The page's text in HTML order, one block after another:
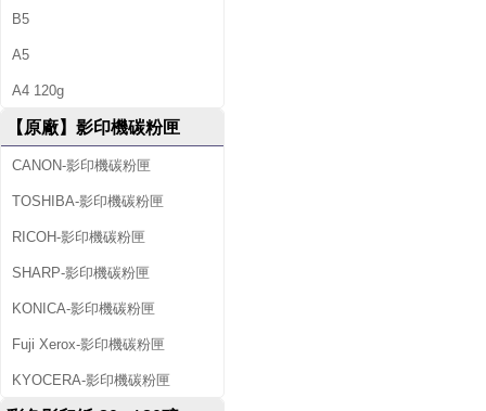
B5
A5
A4 120g
【原廠】影印機碳粉匣
CANON-影印機碳粉匣
TOSHIBA-影印機碳粉匣
RICOH-影印機碳粉匣
SHARP-影印機碳粉匣
KONICA-影印機碳粉匣
Fuji Xerox-影印機碳粉匣
KYOCERA-影印機碳粉匣